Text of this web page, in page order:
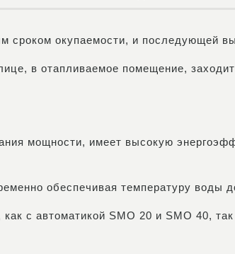
окупаемости, и последующей
в отапливаемое помещение,
мощности, имеет высокую
обеспечивая температуру воды
с автоматикой SMO 20 и SMO ​​40,